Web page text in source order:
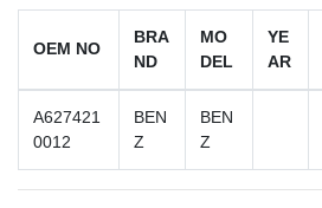
OEM NO
BRA
ND
MO
DEL
YE
AR
A627421
0012
BEN
Z
BEN
Z